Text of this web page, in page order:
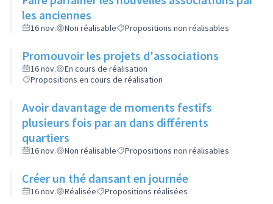
les anciennes
16 nov. Non réalisable Propositions non réalisables
Promouvoir les projets d'associations
16 nov.
En cours de réalisation
Propositions en cours de réalisation
Avoir davantage de moments festifs
plusieurs fois par an dans différents
quartiers
16 nov. Non réalisable Propositions non réalisables
Créer un thé dansant en journée
16 nov. Réalisée Propositions réalisées